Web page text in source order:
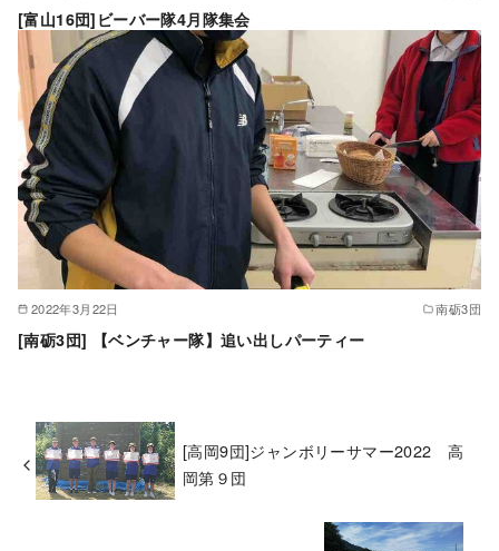
[富山16団]ビーバー隊4月隊集会
2022年3月22日 南砺3団
[南砺3団] 【ベンチャー隊】追い出しパーティー
[高岡9団]ジャンボリーサマー2022 高
岡第９団